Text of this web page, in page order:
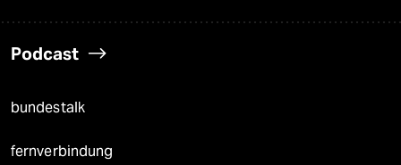
Podcast
bundestalk
fernverbindung